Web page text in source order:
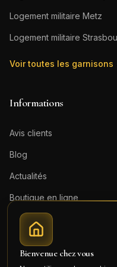
Logement militaire Metz
Logement militaire
Voir toutes les garnisons
Informations
Avis clients
Blog
Actualités
Boutique en ligne
Contact
Mentions légales
Bienvenue chez vous